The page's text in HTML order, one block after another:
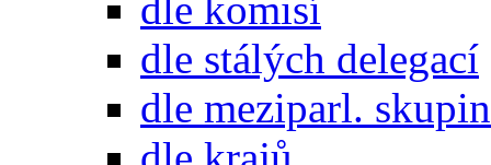
dle stálých delegací
dle meziparl. skupin